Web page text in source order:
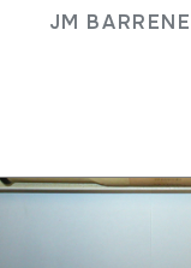
JM